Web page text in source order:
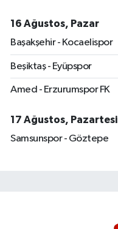
16 Ağustos, Pazar
Başakşehir - Kocaelispor
Beşiktaş - Eyüpspor
Amed - Erzurumspor FK
17 Ağustos, Pazartesi
Samsunspor - Göztepe